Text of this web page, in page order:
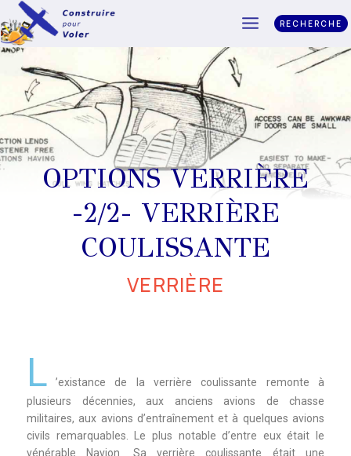
RECHERCHE
OPTIONS VERRIÈRE
-2/2- VERRIÈRE
COULISSANTE
VERRIÈRE
L
’existance de la verrière coulissante remonte à
plusieurs décennies, aux anciens avions de chasse
militaires, aux avions d’entraînement et à quelques avions
civils remarquables. Le plus notable d’entre eux était le
vénérable Navion. Sa verrière coulissante était une